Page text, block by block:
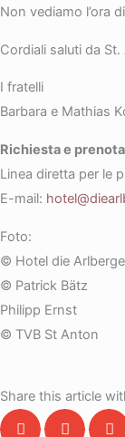
Non vediamo l’ora
Cordiali saluti da
I fratelli
Barbara e Mathias
Richiesta e
Linea diretta per le
E-mail:
Foto:
© Hotel die
© Patrick Bätz
Philipp Ernst
© TVB St Anton
Share this article